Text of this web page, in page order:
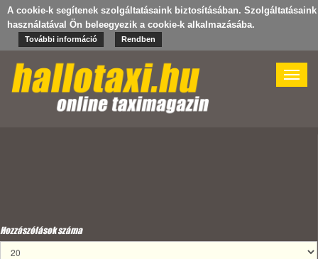
A cookie-k segítenek szolgáltatásaink biztosításában. Szolgáltatásaink
használatával Ön beleegyezik a cookie-k alkalmazásába.
További információ Rendben
Toggle
Hozzászólások száma